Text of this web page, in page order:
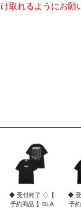
取れるようにお願
◆ 受付終了 ◇【
予約商品 】BLA
◆
予